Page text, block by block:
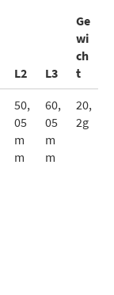
L2 L3
Ge
wi
ch
t
50,
05
m
m
60,
05
m
m
20,
2g